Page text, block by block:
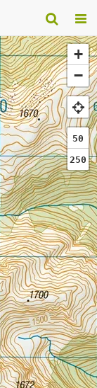
+
−
50
250